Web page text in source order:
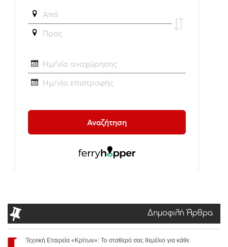
Δημοφιλή Άρθρα
Τεχνική Εταιρεία «Κρίτων»: Το σταθερό σας θεμέλιο για κάθε